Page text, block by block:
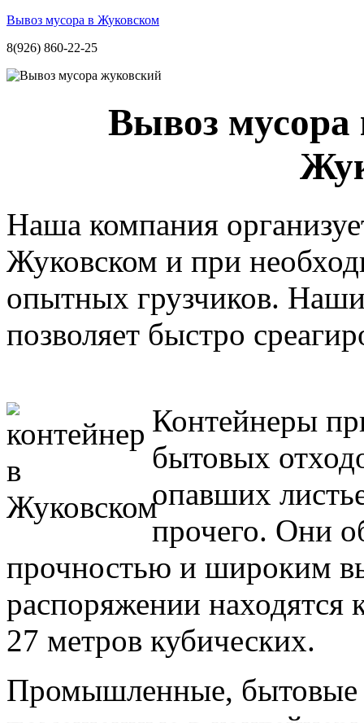
Вывоз мусора в Жуковском
8(926) 860-22-25
Вывоз мусора
Наша компания
Жуковском и при
опытных грузчиков.
позволяет быстро
Контейнеры
бытовых
опавших
прочего. Они
прочностью и широким
распоряжении
27 метров кубических.
Промышленные, бытовые